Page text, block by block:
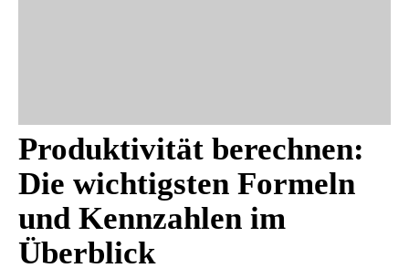
Produktivität berechnen:
Die wichtigsten Formeln
und Kennzahlen im
Überblick